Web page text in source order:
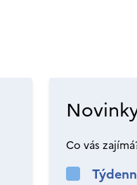
Co vás